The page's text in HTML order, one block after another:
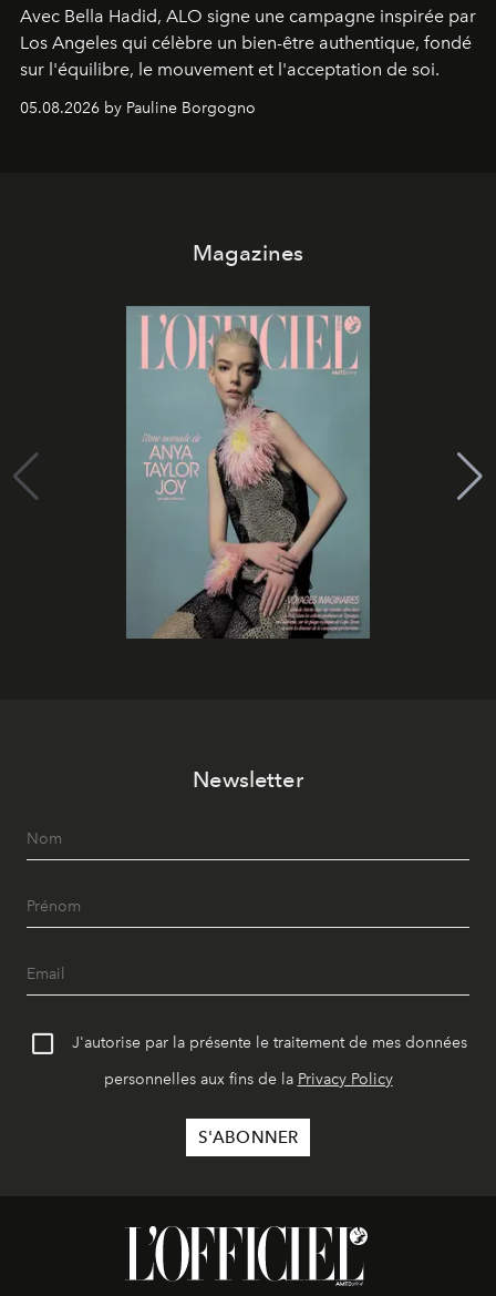
Avec Bella Hadid, ALO signe une campagne inspirée par
Los Angeles qui célèbre un bien-être authentique, fondé
sur l'équilibre, le mouvement et l'acceptation de soi.
05.08.2026 by Pauline Borgogno
Magazines
Newsletter
J'autorise par la présente le traitement de mes données
personnelles aux fins de la Privacy Policy